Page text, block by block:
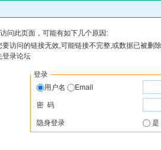
问此页面，可能有如下几个原因:
访问的链接无效,可能链接不完整,或数据已被删
登录论坛
登录
用户名
Email
密 码
隐身登录